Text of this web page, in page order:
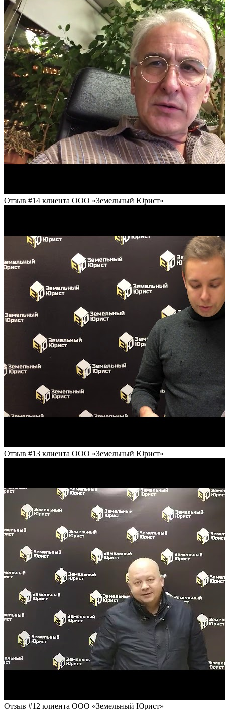
Отзыв #14 клиента ООО «Земельный Юрист»
Отзыв #13 клиента ООО «Земельный Юрист»
Отзыв #12 клиента ООО «Земельный Юрист»